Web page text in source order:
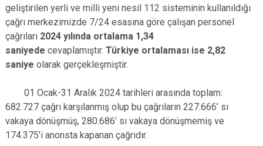
geliştirilen yerli ve milli yeni nesil 112 sisteminin kullanıldığı
çağrı merkezimizde 7/24 esasına göre çalışan personel
çağrıları 2024 yılında ortalama 1,34
saniyede cevaplamıştır. Türkiye ortalaması ise 2,82
saniye olarak gerçekleşmiştir.
01 Ocak­-31 Aralık 2024 tarihleri arasında toplam:
682.727 çağrı karşılanmış olup bu çağrıların 227.666’ sı
vakaya dönüşmüş, 280.686’ sı vakaya dönüşmemiş ve
174.375’i anonsta kapanan çağrıdır.